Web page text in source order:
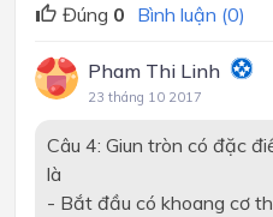
Đúng 0 Bình luận (0)
Pham Thi Linh
23 tháng 10 2017
Câu 4: Giun tròn có đặc
là
- Bắt đầu có khoang cơ